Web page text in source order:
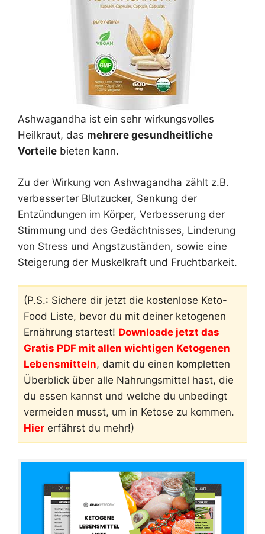
Ashwagandha ist ein sehr wirkungsvolles
Heilkraut, das mehrere gesundheitliche
Vorteile bieten kann.
Zu der Wirkung von Ashwagandha zählt z.B.
verbesserter Blutzucker, Senkung der
Entzündungen im Körper, Verbesserung der
Stimmung und des Gedächtnisses, Linderung
von Stress und Angstzuständen, sowie eine
Steigerung der Muskelkraft und Fruchtbarkeit.
(P.S.: Sichere dir jetzt die kostenlose Keto-
Food Liste, bevor du mit deiner ketogenen
Ernährung startest! Downloade jetzt das
Gratis PDF mit allen wichtigen Ketogenen
Lebensmitteln, damit du einen kompletten
Überblick über alle Nahrungsmittel hast, die
du essen kannst und welche du unbedingt
vermeiden musst, um in Ketose zu kommen.
Hier erfährst du mehr!)